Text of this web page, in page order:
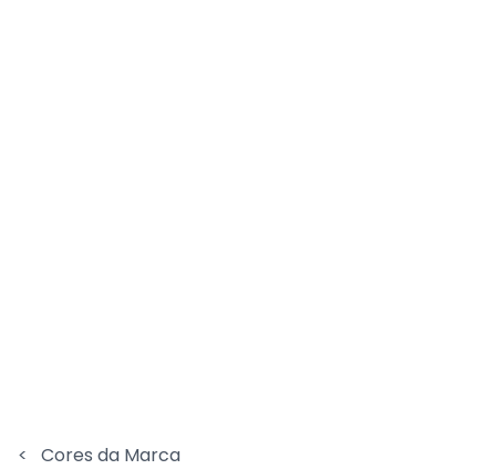
< Cores da Marca